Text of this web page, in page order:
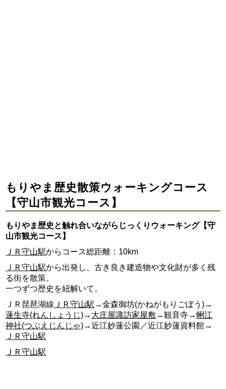
もりやま歴史散策ウォーキングコース
【守山市観光コース】
もりやま歴史と触れ合いながらじっくりウォーキング【守
山市観光コース】
ＪＲ守山駅からコース総距離：10km
ＪＲ守山駅から出発し、古き良き建造物や文化財が多く残
る街を散策。
一つずつ歴史を紐解いて。
ＪＲ琵琶湖線 ＪＲ守山駅 →金森御坊(かねがもりごぼう)→
蓮生寺(れんしょうじ)→ 大庄屋諏訪家屋敷 →観音寺→蜊江
神社(つぶえじんじゃ)→近江妙蓮公園／近江妙蓮資料館→
ＪＲ守山駅
ＪＲ守山駅